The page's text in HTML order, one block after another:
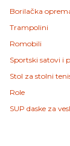
Borilačka
Trampolini
Romobili
Sportski satovi i
Stol za stolni
Role
SUP daske za